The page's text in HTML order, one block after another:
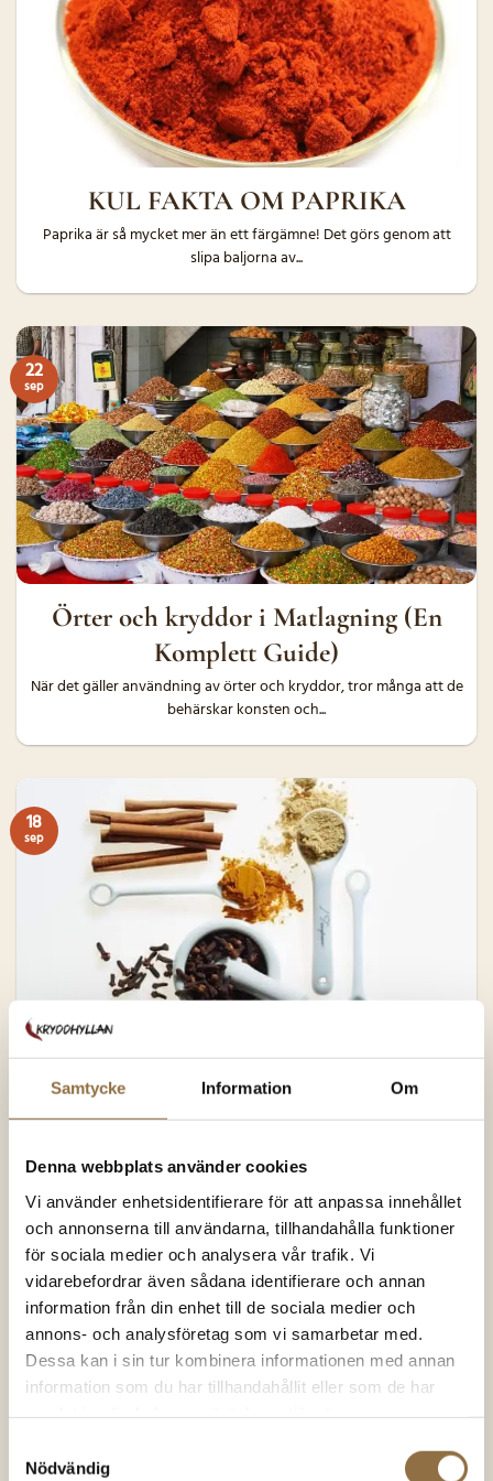
Samtycke Information Om
Denna webbplats använder cookies
Vi använder enhetsidentifierare för att anpassa innehållet
och annonserna till användarna, tillhandahålla funktioner
för sociala medier och analysera vår trafik. Vi
vidarebefordrar även sådana identifierare och annan
information från din enhet till de sociala medier och
annons- och analysföretag som vi samarbetar med.
Dessa kan i sin tur kombinera informationen med annan
information som du har tillhandahållit eller som de har
Nödvändig
KUL FAKTA OM PAPRIKA
Paprika är så mycket mer än ett färgämne! Det görs genom att
slipa baljorna av...
Örter och kryddor i Matlagning (En
Komplett Guide)
När det gäller användning av örter och kryddor, tror många att de
behärskar konsten och...
22
sep
10 enkla tips för att hålla örter och
kryddor fräscha och smakrika
köket. Lär dig...
18
sep
17
sep